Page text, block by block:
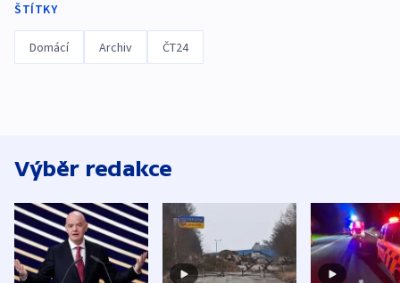
ŠTÍTKY
Domácí Archiv ČT24
Výběr redakce